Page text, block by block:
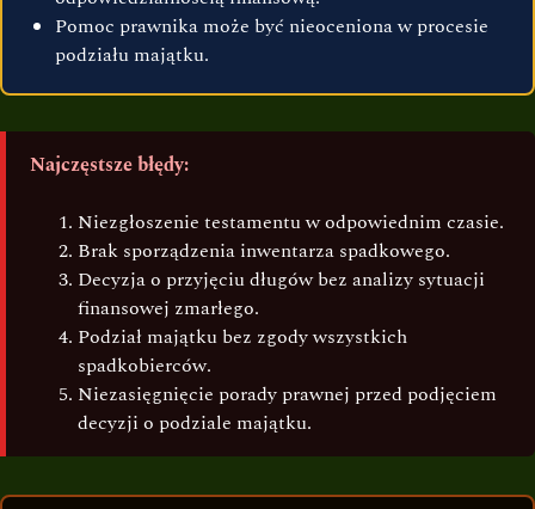
Pomoc prawnika może być nieoceniona w procesie
podziału majątku.
Najczęstsze błędy:
Niezgłoszenie testamentu w odpowiednim czasie.
Brak sporządzenia inwentarza spadkowego.
Decyzja o przyjęciu długów bez analizy sytuacji
finansowej zmarłego.
Podział majątku bez zgody wszystkich
spadkobierców.
Niezasięgnięcie porady prawnej przed podjęciem
decyzji o podziale majątku.